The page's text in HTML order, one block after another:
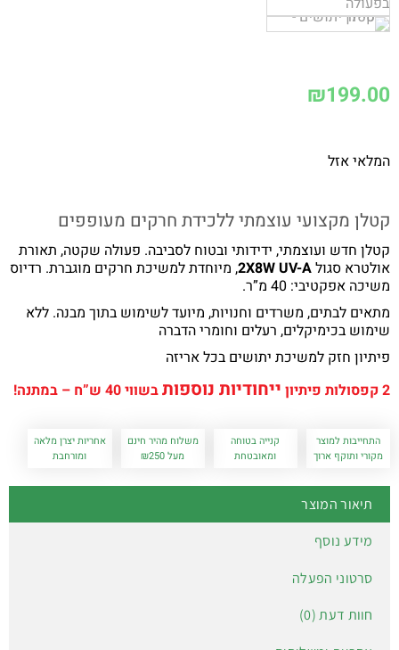
₪199.00
המלאי אזל
קטלן מקצועי עוצמתי ללכידת חרקים מעופפים
קטלן חדש ועוצמתי, ידידותי ובטוח לסביבה. פעולה שקטה, תאורת
אולטרא סגול2X8W UV-A, מיוחדת למשיכת חרקים מוגברת. רדיוס
משיכה אפקטיבי: 40 מ”ר.
מתאים לבתים, משרדים וחנויות, מיועד לשימוש בתוך מבנה. ללא
שימוש בכימיקלים, רעלים וחומרי הדברה
פיתיון חזק למשיכת יתושים בכל אריזה
2 קפסולות פיתיון
ייחודיות נוספותבשווי 40 ש”ח – במתנה!
התחייבות למוצר
מקורי ותוקף ארוך
קנייה בטוחה
ומאובטחת
משלוח מהיר חינם
מעל ₪250
אחריות יצרן מלאה
ומורחבת
תיאור המוצר
מידע נוסף
סרטוני הפעלה
חוות דעת (0)